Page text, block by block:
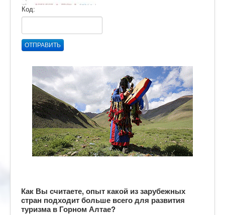
Код:
ОТПРАВИТЬ
Как Вы считаете, опыт какой из зарубежных
стран подходит больше всего для развития
туризма в Горном Алтае?